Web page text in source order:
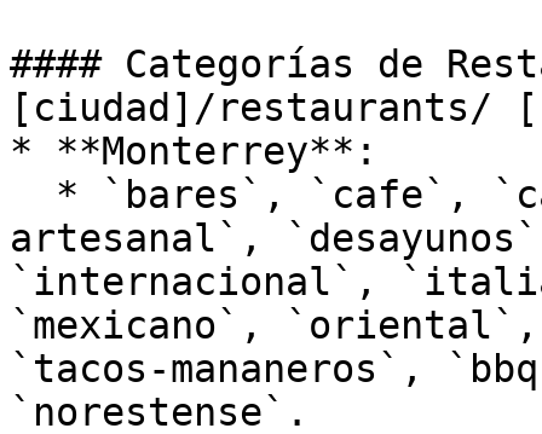
#### Categorías de
[ciudad]/restaurants/
* **Monterrey**:
artesanal`,
`internacional`,
`mexicano`,
`tacos-mananeros`,
`norestense`.